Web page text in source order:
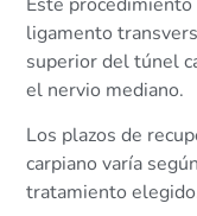
ligamento
superior del túnel
el nervio mediano.
Los plazos de
carpiano varía
tratamiento